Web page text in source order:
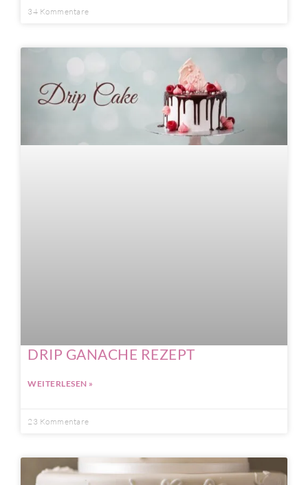
34 Kommentare
DRIP GANACHE REZEPT
WEITERLESEN »
23 Kommentare